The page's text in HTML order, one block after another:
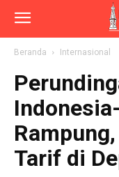
Beranda Internasional
Tarif di